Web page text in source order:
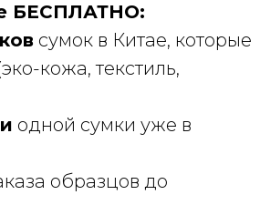
БЕСПЛАТНО:
сумок в Китае, которые
кожа, текстиль,
одной сумки уже в
образцов до